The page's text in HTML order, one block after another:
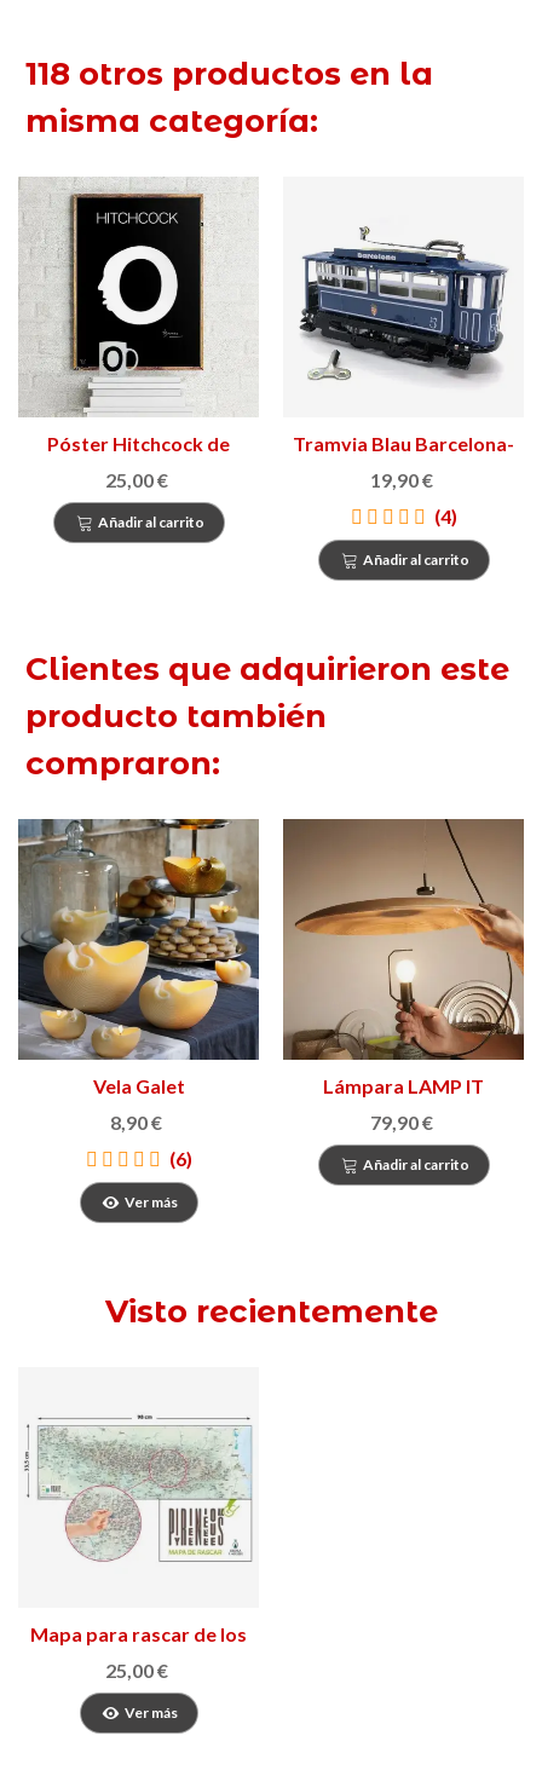
118 otros productos en la
misma categoría:
Póster Hitchcock de
Joan Brossa
25,00 €
Añadir al carrito
Tramvia Blau Barcelona-
Tibidabo de lata
19,90 €
(4)
Añadir al carrito
Clientes que adquirieron este
producto también
compraron:
Vela Galet
8,90 €
(6)
Ver más
Lámpara LAMP IT
79,90 €
Añadir al carrito
Visto recientemente
Mapa para rascar de los
Pirineos
25,00 €
Ver más